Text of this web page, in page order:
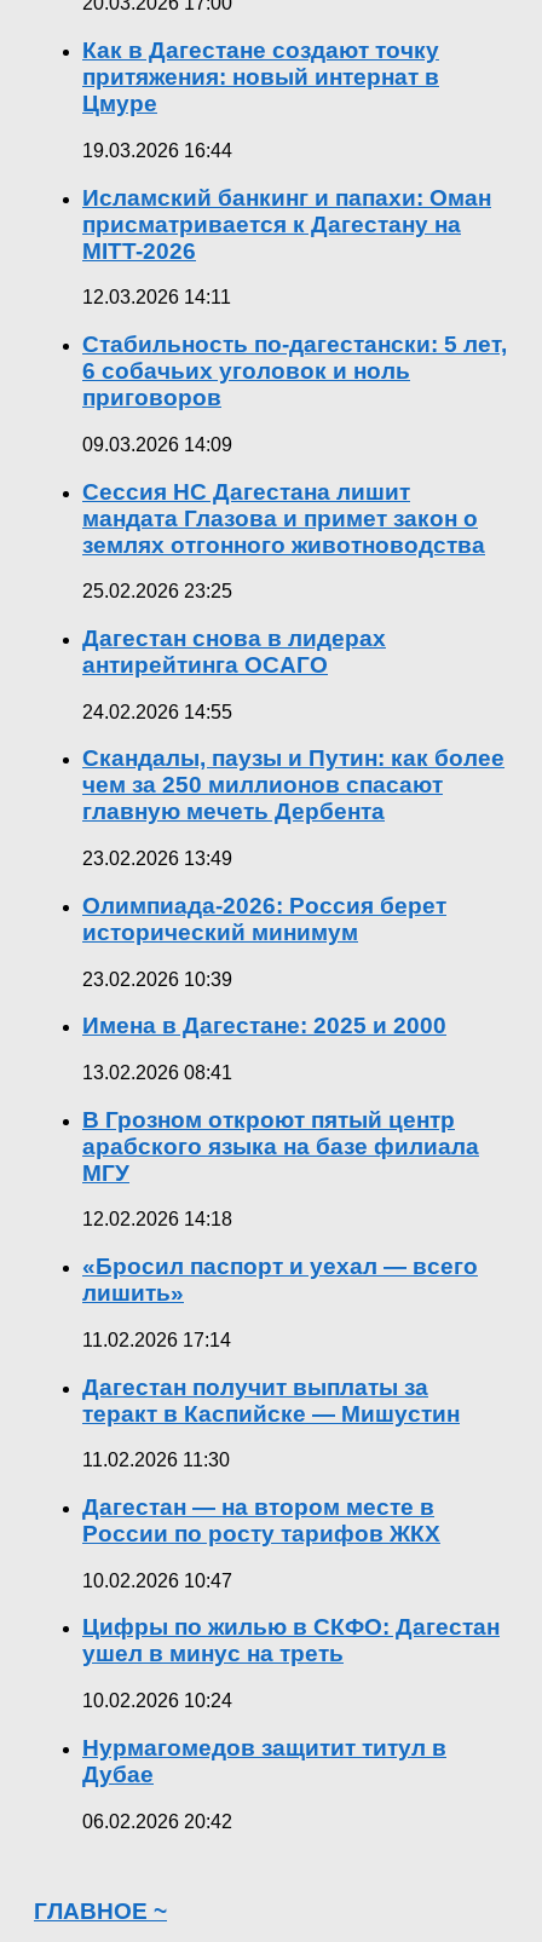
Как в Дагестане создают точку
притяжения: новый интернат в
Цмуре
19.03.2026 16:44
Исламский банкинг и папахи: Оман
присматривается к Дагестану на
MITT-2026
12.03.2026 14:11
Стабильность по-дагестански: 5 лет,
6 собачьих уголовок и ноль
приговоров
09.03.2026 14:09
Сессия НС Дагестана лишит
мандата Глазова и примет закон о
землях отгонного животноводства
25.02.2026 23:25
Дагестан снова в лидерах
антирейтинга ОСАГО
24.02.2026 14:55
Скандалы, паузы и Путин: как более
чем за 250 миллионов спасают
главную мечеть Дербента
23.02.2026 13:49
Олимпиада-2026: Россия берет
исторический минимум
23.02.2026 10:39
Имена в Дагестане: 2025 и 2000
13.02.2026 08:41
В Грозном откроют пятый центр
арабского языка на базе филиала
МГУ
12.02.2026 14:18
«Бросил паспорт и уехал — всего
лишить»
11.02.2026 17:14
Дагестан получит выплаты за
теракт в Каспийске — Мишустин
11.02.2026 11:30
Дагестан — на втором месте в
России по росту тарифов ЖКХ
10.02.2026 10:47
Цифры по жилью в СКФО: Дагестан
ушел в минус на треть
10.02.2026 10:24
Нурмагомедов защитит титул в
Дубае
06.02.2026 20:42
ГЛАВНОЕ ~